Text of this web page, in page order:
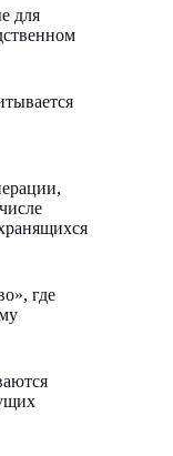
для
где